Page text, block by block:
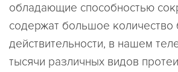
обладающие способностью
содержат большое количество
действительности, в нашем
тысячи различных видов